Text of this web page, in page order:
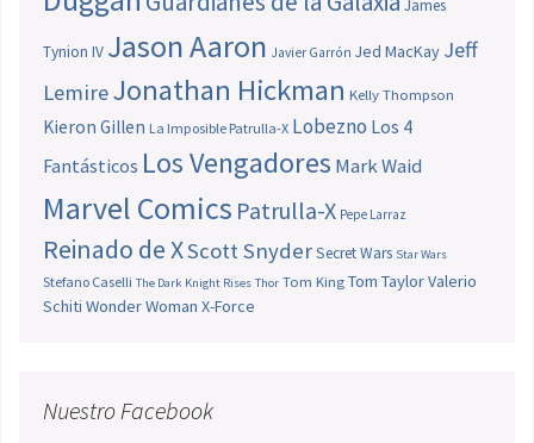
James
Tynion IV Jason Aaron Javier Garrón Jed MacKay Jeff
LemireJonathan Hickman Kelly Thompson
Kieron Gillen La Imposible Patrulla-X Lobezno Los 4
Fantásticos Los Vengadores Mark Waid
Marvel Comics Patrulla-X Pepe Larraz
Reinado de XScott SnyderSecret Wars Star Wars
Stefano Caselli The Dark Knight Rises Thor Tom King Tom TaylorValerio
Schiti Wonder Woman X-Force
Nuestro Facebook